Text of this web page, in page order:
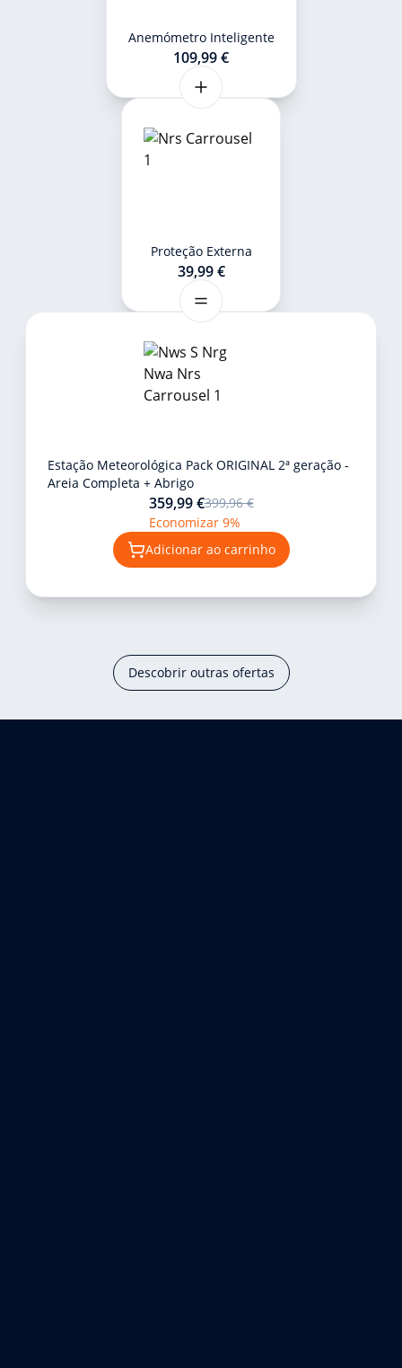
Anemómetro Inteligente
109,99 €
Proteção Externa
39,99 €
Estação Meteorológica Pack ORIGINAL 2ª geração -
Areia Completa + Abrigo
359,99 €399,96 €
Economizar 9%
Adicionar ao carrinho
Descobrir outras ofertas